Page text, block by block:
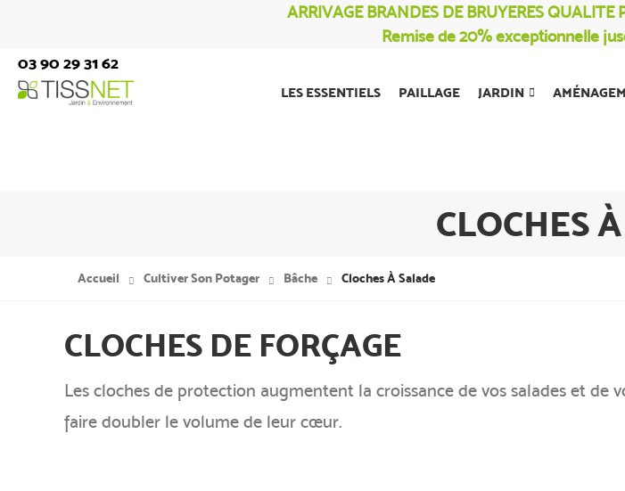
ARRIVAGE BRANDES DE BRUYERES
Remise de 20% exceptionnelle
03 90 29 31 62
LES ESSENTIELS PAILLAGE JARDIN
CLOCHES
Accueil Cultiver Son Potager Bâche Cloches À Salade
CLOCHES DE FORÇAGE
Les cloches de protection augmentent la croissance de vos salades et
faire doubler le volume de leur cœur.